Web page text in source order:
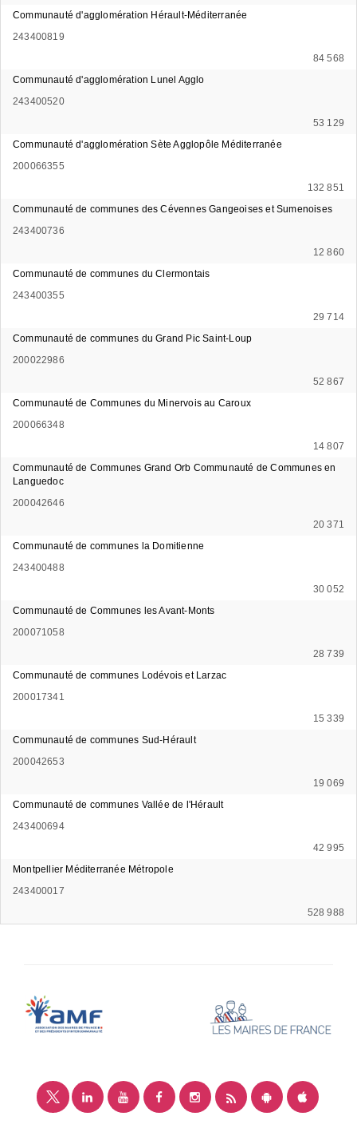
Communauté d'agglomération Hérault-Méditerranée
243400819
84 568
Communauté d'agglomération Lunel Agglo
243400520
53 129
Communauté d'agglomération Sète Agglopôle Méditerranée
200066355
132 851
Communauté de communes des Cévennes Gangeoises et Sumenoises
243400736
12 860
Communauté de communes du Clermontais
243400355
29 714
Communauté de communes du Grand Pic Saint-Loup
200022986
52 867
Communauté de Communes du Minervois au Caroux
200066348
14 807
Communauté de Communes Grand Orb Communauté de Communes en
Languedoc
200042646
20 371
Communauté de communes la Domitienne
243400488
30 052
Communauté de Communes les Avant-Monts
200071058
28 739
Communauté de communes Lodévois et Larzac
200017341
15 339
Communauté de communes Sud-Hérault
200042653
19 069
Communauté de communes Vallée de l'Hérault
243400694
42 995
Montpellier Méditerranée Métropole
243400017
528 988